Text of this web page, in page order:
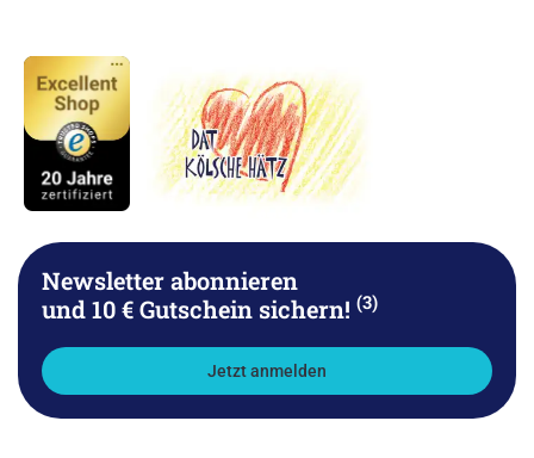
Newsletter abonnieren
und 10 € Gutschein sichern! (3)
Jetzt anmelden